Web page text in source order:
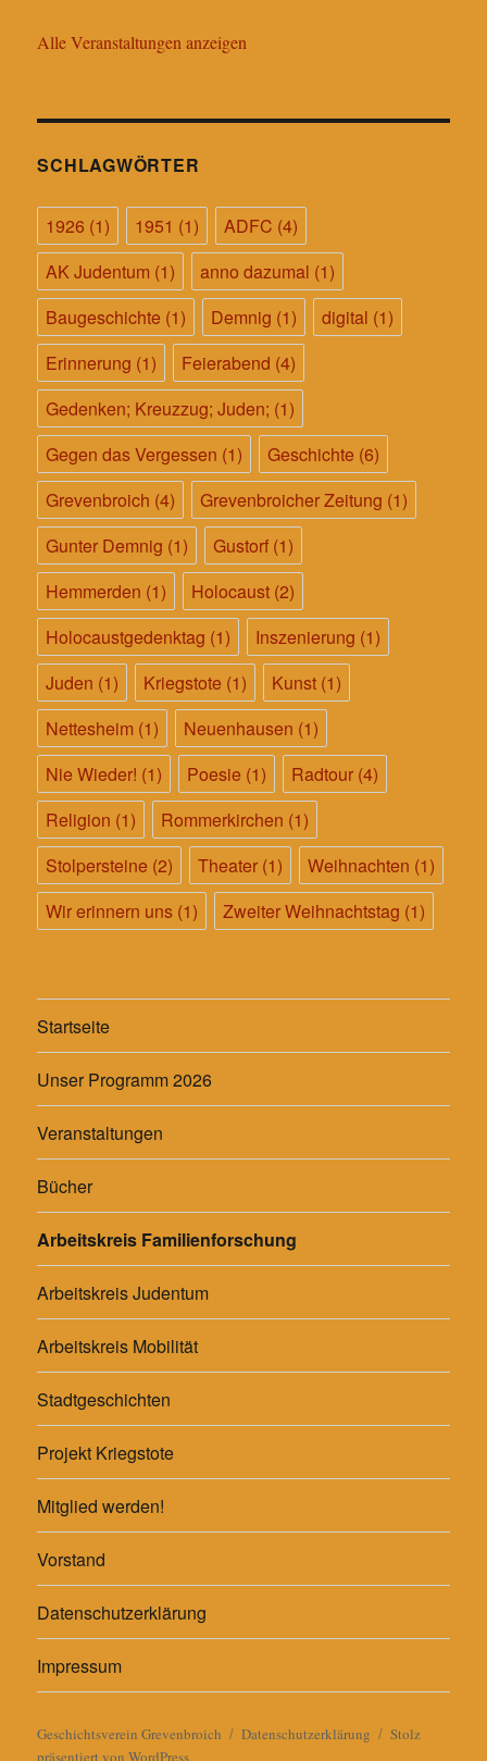
Alle Veranstaltungen anzeigen
SCHLAGWÖRTER
1926 (1) 1951 (1) ADFC (4)
AK Judentum (1) anno dazumal (1)
Baugeschichte (1) Demnig (1) digital (1)
Erinnerung (1) Feierabend (4)
Gedenken; Kreuzzug; Juden; (1)
Gegen das Vergessen (1) Geschichte (6)
Grevenbroich (4) Grevenbroicher Zeitung (1)
Gunter Demnig (1) Gustorf (1)
Hemmerden (1) Holocaust (2)
Holocaustgedenktag (1) Inszenierung (1)
Juden (1) Kriegstote (1) Kunst (1)
Nettesheim (1) Neuenhausen (1)
Nie Wieder! (1) Poesie (1) Radtour (4)
Religion (1) Rommerkirchen (1)
Stolpersteine (2) Theater (1) Weihnachten (1)
Wir erinnern uns (1) Zweiter Weihnachtstag (1)
Startseite
Unser Programm 2026
Veranstaltungen
Bücher
Arbeitskreis Familienforschung
Arbeitskreis Judentum
Arbeitskreis Mobilität
Stadtgeschichten
Projekt Kriegstote
Mitglied werden!
Vorstand
Datenschutzerklärung
Impressum
Geschichtsverein Grevenbroich Datenschutzerklärung
Stolz
präsentiert von WordPress